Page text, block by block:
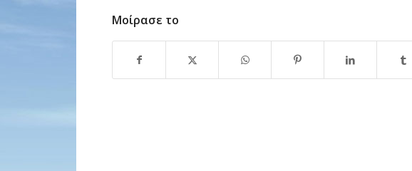
Μοίρασε το